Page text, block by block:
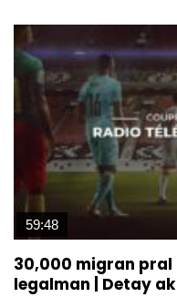
59:48
30,000 migran pral
legalman | Detay